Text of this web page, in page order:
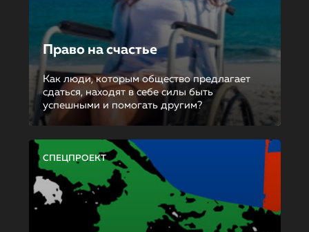
Право на счастье
Как люди, которым общество предлагает
сдаться, находят в себе силы быть
успешными и помогать другим?
СПЕЦПРОЕКТ